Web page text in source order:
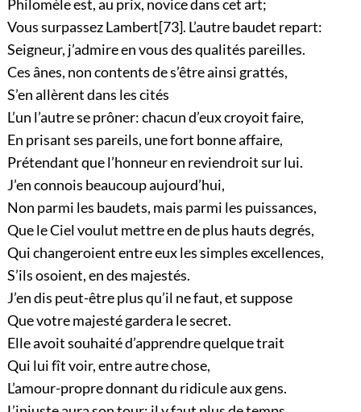
Philomèle est, au prix, novice dans cet art;
Vous surpassez Lambert[73]. L’autre baudet repart:
Seigneur, j’admire en vous des qualités pareilles.
Ces ânes, non contents de s’être ainsi grattés,
S’en allèrent dans les cités
L’un l’autre se prôner: chacun d’eux croyoit faire,
En prisant ses pareils, une fort bonne affaire,
Prétendant que l’honneur en reviendroit sur lui.
J’en connois beaucoup aujourd’hui,
Non parmi les baudets, mais parmi les puissances,
Que le Ciel voulut mettre en de plus hauts degrés,
Qui changeroient entre eux les simples excellences,
S’ils osoient, en des majestés.
J’en dis peut-être plus qu’il ne faut, et suppose
Que votre majesté gardera le secret.
Elle avoit souhaité d’apprendre quelque trait
Qui lui fît voir, entre autre chose,
L’amour-propre donnant du ridicule aux gens.